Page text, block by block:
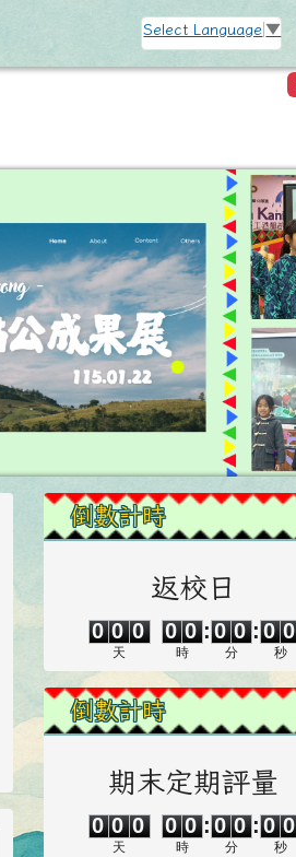
Select Language ▼
左邊區域內容
倒數計時
返校日
0 0 0
天
0
0
0
0
時
:
0
0 0
分
: 0 0
秒
倒數計時
期末定期評量
0
0
0
0
0
天
0
0
0
0
時
:
0
0
0
0
分
:
0
0 0
秒